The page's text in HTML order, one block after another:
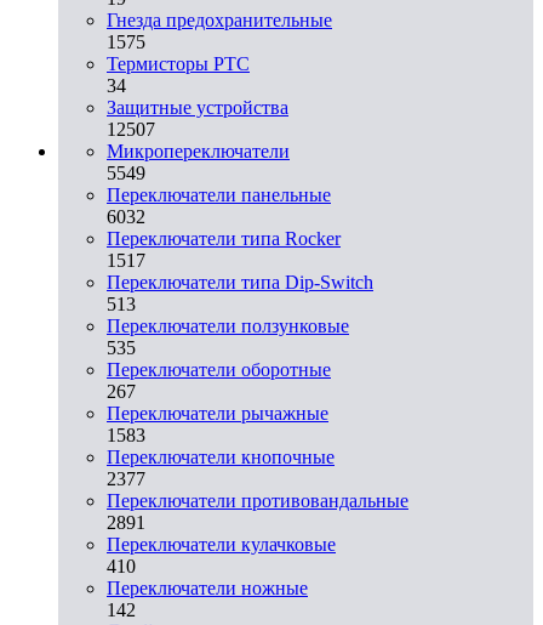
Гнезда предохранительные
1575
Термисторы PTC
34
Защитные устройства
12507
Микропереключатели
5549
Переключатели панельные
6032
Переключатели типа Rocker
1517
Переключатели типа Dip-Switch
513
Переключатели ползунковые
535
Переключатели оборотные
267
Переключатели рычажные
1583
Переключатели кнопочные
2377
Переключатели противовандальные
2891
Переключатели кулачковые
410
Переключатели ножные
142